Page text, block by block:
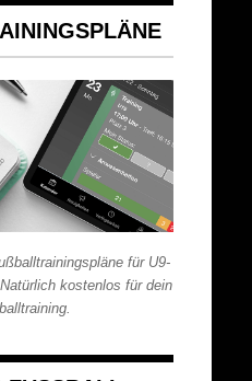
für U9-
kostenlos für dein